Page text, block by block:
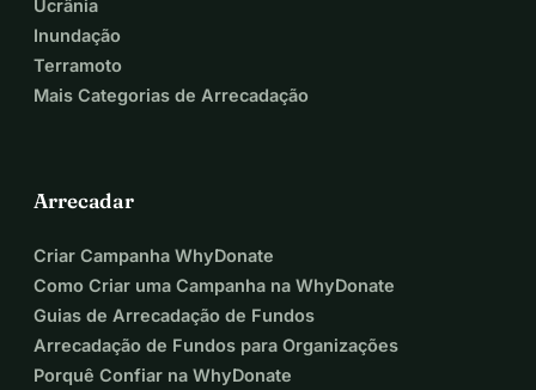
Ucrânia
Inundação
Terramoto
Mais Categorias de Arrecadação
Arrecadar
Criar Campanha WhyDonate
Como Criar uma Campanha na WhyDonate
Guias de Arrecadação de Fundos
Arrecadação de Fundos para Organizações
Porquê Confiar na WhyDonate